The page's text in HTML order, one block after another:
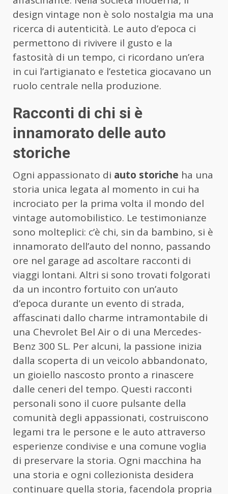
design vintage non è solo nostalgia ma una
ricerca di autenticità. Le auto d’epoca ci
permettono di rivivere il gusto e la
fastosità di un tempo, ci ricordano un’era
in cui l’artigianato e l’estetica giocavano un
ruolo centrale nella produzione.
Racconti di chi si è
innamorato delle auto
storiche
Ogni appassionato di auto storiche ha una
storia unica legata al momento in cui ha
incrociato per la prima volta il mondo del
vintage automobilistico. Le testimonianze
sono molteplici: c’è chi, sin da bambino, si è
innamorato dell’auto del nonno, passando
ore nel garage ad ascoltare racconti di
viaggi lontani. Altri si sono trovati folgorati
da un incontro fortuito con un’auto
d’epoca durante un evento di strada,
affascinati dallo charme intramontabile di
una Chevrolet Bel Air o di una Mercedes-
Benz 300 SL. Per alcuni, la passione inizia
dalla scoperta di un veicolo abbandonato,
un gioiello nascosto pronto a rinascere
dalle ceneri del tempo. Questi racconti
personali sono il cuore pulsante della
comunità degli appassionati, costruiscono
legami tra le persone e le auto attraverso
esperienze condivise e una comune voglia
di preservare la storia. Ogni macchina ha
una storia e ogni collezionista desidera
continuare quella storia, facendola propria